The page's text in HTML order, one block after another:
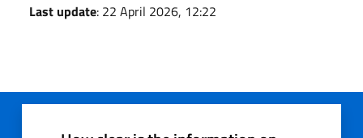
Last update: 22 April 2026, 12:22